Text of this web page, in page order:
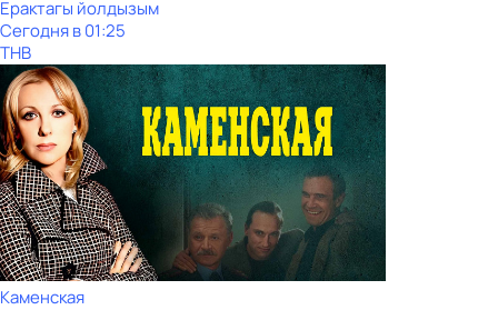
Ерактагы йолдызым
Сегодня в 01:25
ТНВ
Каменская